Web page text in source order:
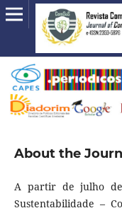
About the
A partir de julho de
Sustentabilidade –